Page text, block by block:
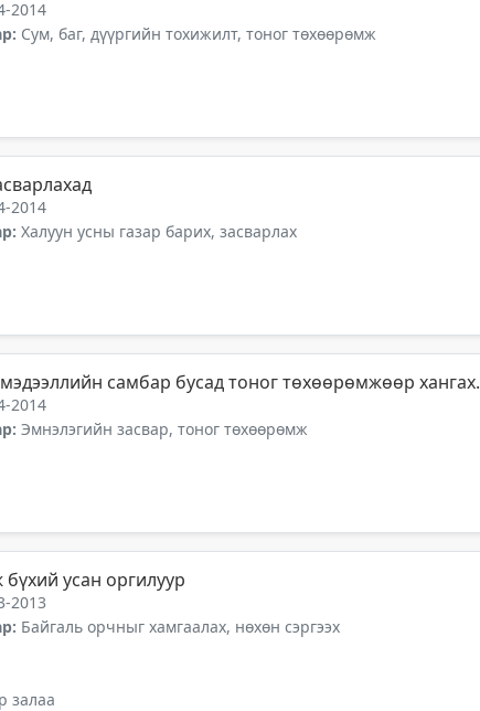
2014
Сум, баг, дүүргийн тохижилт, тоног төхөөрөмж
2014
Халуун усны газар барих, засварлах
самбар бусад тоног төхөөрөмжөөр хангах.
2014
Эмнэлэгийн засвар, тоног төхөөрөмж
усан оргилуур
2013
Байгаль орчныг хамгаалах, нөхөн сэргээх
залаа